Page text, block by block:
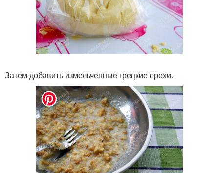
Затем добавить измельченные грецкие орехи.